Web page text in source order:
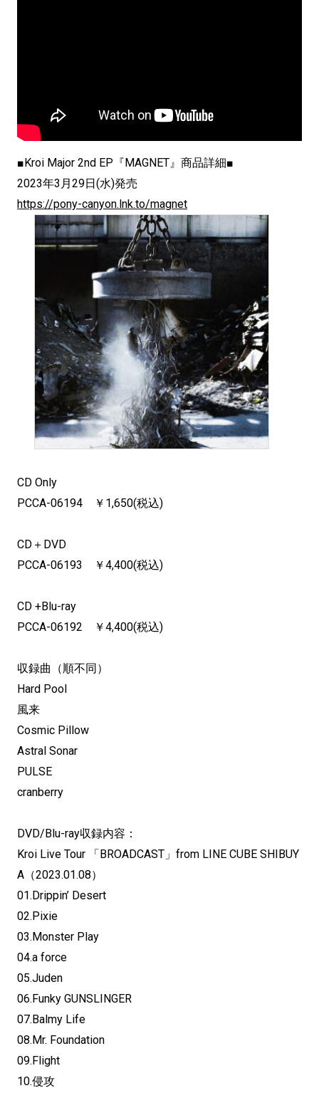
■Kroi Major 2nd EP『MAGNET』商品詳細■
2023年3月29日(水)発売
https://pony-canyon.lnk.to/magnet
CD Only
PCCA-06194 ￥1,650(税込)
CD＋DVD
PCCA-06193 ￥4,400(税込)
CD +Blu-ray
PCCA-06192 ￥4,400(税込)
収録曲（順不同）
Hard Pool
風来
Cosmic Pillow
Astral Sonar
PULSE
cranberry
DVD/Blu-ray収録内容：
Kroi Live Tour 「BROADCAST」from LINE CUBE SHIBUY
A（2023.01.08）
01.Drippin’ Desert
02.Pixie
03.Monster Play
04.a force
05.Juden
06.Funky GUNSLINGER
07.Balmy Life
08.Mr. Foundation
09.Flight
10.侵攻